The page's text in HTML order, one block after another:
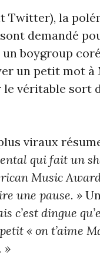
Twitter), la
demandé
boygroup
un petit mot à
véritable sort
viraux
qui fait un
Music
une pause. »
c’est dingue
« on t’aime
»